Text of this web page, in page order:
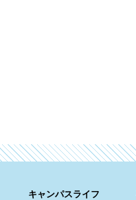
キャンパスライフ